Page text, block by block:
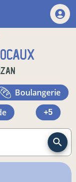
boulangerie
+5